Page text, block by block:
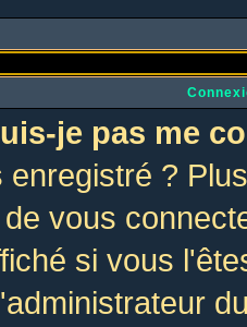
je pas me
enregistré ?
vous
si vous